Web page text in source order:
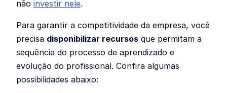
não investir nele.
Para garantir a competitividade da empresa, você
precisa disponibilizar recursos que permitam a
sequência do processo de aprendizado e
evolução do profissional. Confira algumas
possibilidades abaixo: